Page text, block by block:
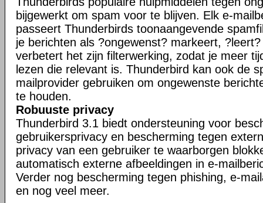
bijgewerkt om spam voor te blijven. Elk e-
passeert Thunderbirds toonaangevende
je berichten als ?ongewenst? markeert,
verbetert het zijn filterwerking, zodat je meer
lezen die relevant is. Thunderbird kan ook de
mailprovider gebruiken om ongewenste
te houden.
Robuuste privacy
Thunderbird 3.1 biedt ondersteuning voor
gebruikersprivacy en bescherming tegen
privacy van een gebruiker te waarborgen
automatisch externe afbeeldingen in e-
Verder nog bescherming tegen phishing, e-
en nog veel meer.